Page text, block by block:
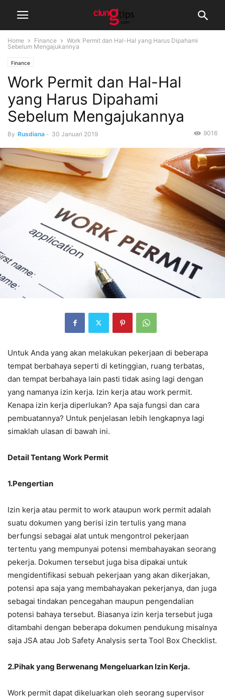
Home Finance
Work Permit dan Hal-Hal yang Harus Dipahami
Sebelum Mengajukannya
Finance
Work Permit dan Hal-Hal
yang Harus Dipahami
Sebelum Mengajukannya
By Rusdiana - 30 Januari 2019 9016
Untuk Anda yang akan melakukan pekerjaan di beberapa
tempat berbahaya seperti di ketinggian, ruang terbatas,
dan tempat berbahaya lain pasti tidak asing lagi dengan
yang namanya izin kerja. Izin kerja atau work permit.
Kenapa izin kerja diperlukan? Apa saja fungsi dan cara
pembuatannya? Untuk penjelasan lebih lengkapnya lagi
simaklah ulasan di bawah ini.
Detail Tentang Work Permit
1.Pengertian
Izin kerja atau permit to work ataupun work permit adalah
suatu dokumen yang berisi izin tertulis yang mana
berfungsi sebagai alat untuk mengontrol pekerjaan
tertentu yang mempunyai potensi membahayakan seorang
pekerja. Dokumen tersebut juga bisa dipakai untuk
mengidentifikasi sebuah pekerjaan yang akan dikerjakan,
potensi apa saja yang membahayakan pekerjanya, dan juga
sebagai tindakan pencegahan maupun pengendalian
potensi bahaya tersebut. Biasanya izin kerja tersebut juga
ditambahi dengan beberapa dokumen pendukung misalnya
saja JSA atau Job Safety Analysis serta Tool Box Checklist.
2.Pihak yang Berwenang Mengeluarkan Izin Kerja.
Work permit dapat dikeluarkan oleh seorang supervisor